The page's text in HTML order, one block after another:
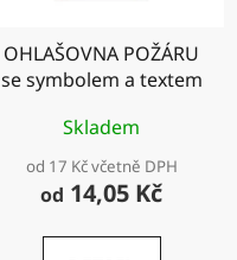
OHLAŠOVNA POŽÁRU
se symbolem a textem
Skladem
od 17 Kč včetně DPH
od 14,05 Kč